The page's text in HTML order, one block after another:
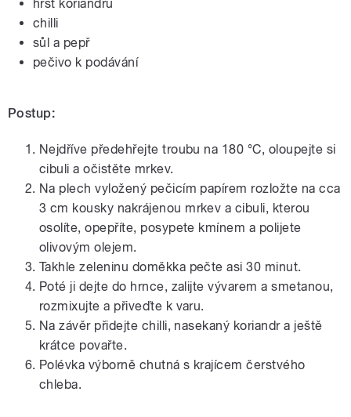
hrst koriandru
chilli
sůl a pepř
pečivo k podávání
Postup:
Nejdříve předehřejte troubu na 180 °C, oloupejte si
cibuli a očistěte mrkev.
Na plech vyložený pečicím papírem rozložte na cca
3 cm kousky nakrájenou mrkev a cibuli, kterou
osolíte, opepříte, posypete kmínem a polijete
olivovým olejem.
Takhle zeleninu doměkka pečte asi 30 minut.
Poté ji dejte do hrnce, zalijte vývarem a smetanou,
rozmixujte a přiveďte k varu.
Na závěr přidejte chilli, nasekaný koriandr a ještě
krátce povařte.
Polévka výborně chutná s krajícem čerstvého
chleba.